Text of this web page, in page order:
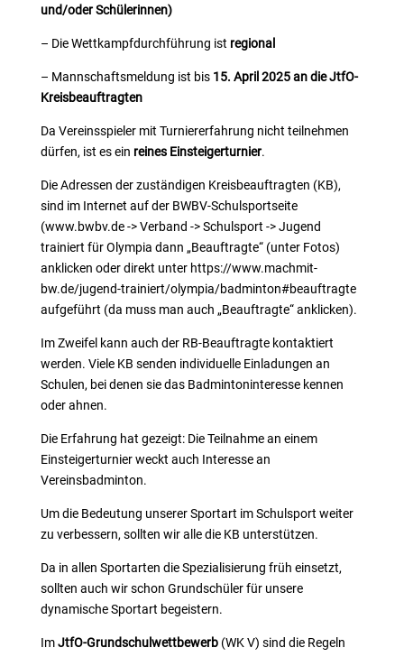
und/oder Schülerinnen)
– Die Wettkampfdurchführung ist regional
– Mannschaftsmeldung ist bis 15. April 2025 an die JtfO-
Kreisbeauftragten
Da Vereinsspieler mit Turniererfahrung nicht teilnehmen
dürfen, ist es ein reines Einsteigerturnier.
Die Adressen der zuständigen Kreisbeauftragten (KB),
sind im Internet auf der BWBV-Schulsportseite
(www.bwbv.de -> Verband -> Schulsport -> Jugend
trainiert für Olympia dann „Beauftragte“ (unter Fotos)
anklicken oder direkt unter https://www.machmit-
bw.de/jugend-trainiert/olympia/badminton#beauftragte
aufgeführt (da muss man auch „Beauftragte“ anklicken).
Im Zweifel kann auch der RB-Beauftragte kontaktiert
werden. Viele KB senden individuelle Einladungen an
Schulen, bei denen sie das Badmintoninteresse kennen
oder ahnen.
Die Erfahrung hat gezeigt: Die Teilnahme an einem
Einsteigerturnier weckt auch Interesse an
Vereinsbadminton.
Um die Bedeutung unserer Sportart im Schulsport weiter
zu verbessern, sollten wir alle die KB unterstützen.
Da in allen Sportarten die Spezialisierung früh einsetzt,
sollten auch wir schon Grundschüler für unsere
dynamische Sportart begeistern.
ImJtfO-Grundschulwettbewerb(WK V) sind die Regeln